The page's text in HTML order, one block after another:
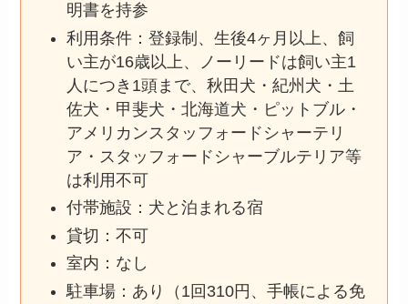
明書を持参
利用条件：登録制、生後4ヶ月以上、飼
い主が16歳以上、ノーリードは飼い主1
人につき1頭まで、秋田犬・紀州犬・土
佐犬・甲斐犬・北海道犬・ピットブル・
アメリカンスタッフォードシャーテリ
ア・スタッフォードシャーブルテリア等
は利用不可
付帯施設：犬と泊まれる宿
貸切：不可
室内：なし
駐車場：あり（1回310円、手帳による免